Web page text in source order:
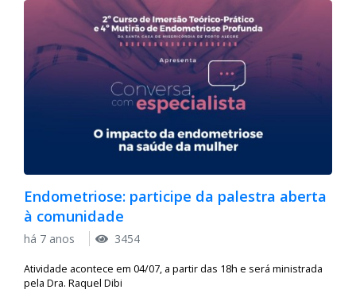
Endometriose: participe da palestra aberta
à comunidade
há 7 anos 3454
Atividade acontece em 04/07, a partir das 18h e será ministrada
pela Dra. Raquel Dibi